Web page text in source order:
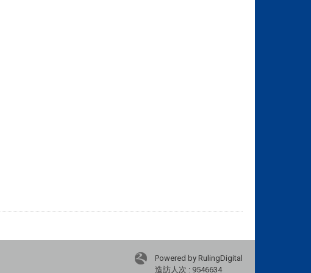
Powered by RulingDigital
造訪人次 : 9546634